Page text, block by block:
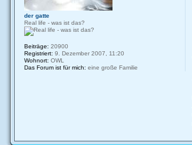
der gatte
Real life - was ist das?
Beiträge: 20900
Registriert: 9. Dezember 2007, 11:20
Wohnort: OWL
Das Forum ist für mich: eine große Familie